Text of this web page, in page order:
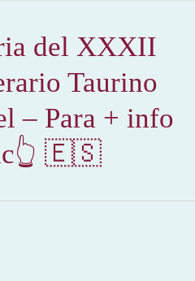
del XXXII
Taurino
– Para + info
🇪🇸